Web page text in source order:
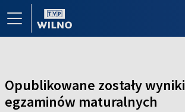
Opublikowane zostały wyniki
egzaminów maturalnych